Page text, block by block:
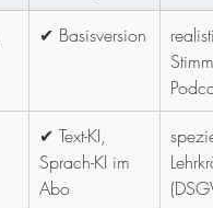
✔ Basisversion
✔ Text-KI,
Sprach-KI im
Abo